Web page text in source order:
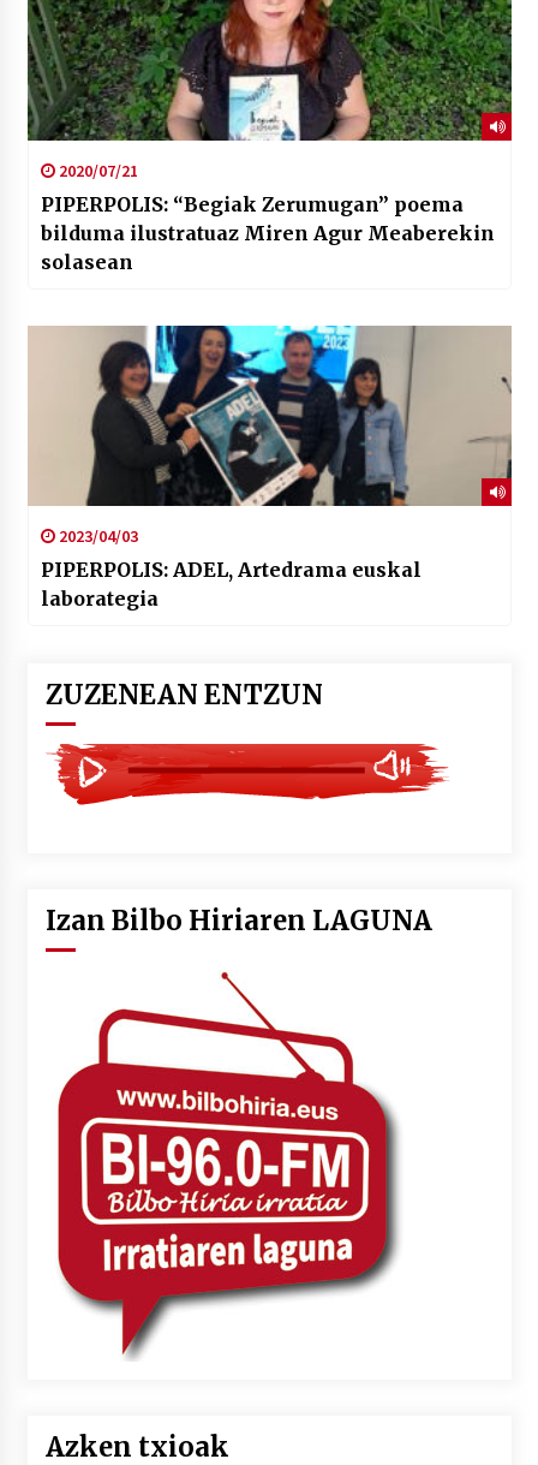
2020/07/21
PIPERPOLIS: “Begiak Zerumugan” poema
bilduma ilustratuaz Miren Agur Meaberekin
solasean
2023/04/03
PIPERPOLIS: ADEL, Artedrama euskal
laborategia
ZUZENEAN ENTZUN
Izan Bilbo Hiriaren LAGUNA
Azken txioak